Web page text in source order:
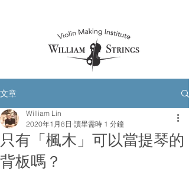
文章
只有「楓木」可以當提琴的
背板嗎？
William Lin
2020年1月8日 讀畢需時 1 分鐘